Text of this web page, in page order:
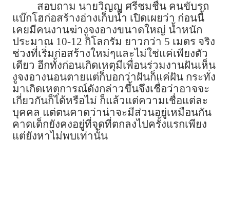
สอบถาม นายวิญญู ศรีชมชื่น คนขับรถ
แบ๊กโฮก่อสร้างอ่างเก็บน้ำ เปิดเผยว่า ก่อนนี้
เคยมีคนงานฆ่างูจงอางขนาดใหญ่ น้ำหนัก
ประมาณ 10-12 กิโลกรัม ยาวกว่า 5 เมตร จริง
ช่วงที่เริ่มก่อสร้างใหม่ๆและไม่ใช่แค่เพียงตัว
เดียว อีกทั้งก่อนเกิดเหตุมีเพื่อนร่วมงานฝันเห็น
งูจงอางนอนตายแต่ก็บอกว่าฝันก็แค่ฝัน กระทั่ง
มาเกิดเหตุการณ์ดังกล่าวขึ้นจึงเชื่อว่าอาจจะ
เกี่ยวกันก็ได้หรือไม่ ก็แล้วแต่ความเชื่อแต่ละ
บุคคล แต่ตนคาดว่าน่าจะมีส่วนอยู่เหมือนกัน
คาดเด็กยังคงอยู่ที่จุดที่ตกลงไปครั้งแรกเพียง
แต่ยังหาไม่พบเท่านั้น